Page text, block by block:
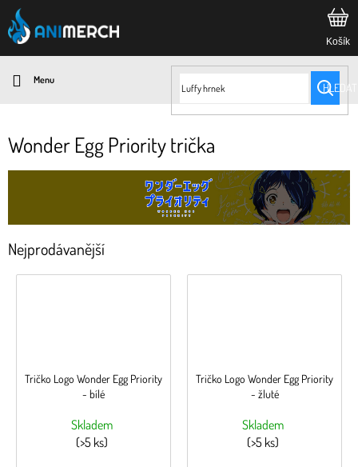
Přejít
na
obsah
HLEDAT
Wonder Egg Priority trička
Nejprodávanější
Tričko Logo Wonder Egg Priority
- bílé
Skladem
(>5 ks)
Tričko Logo Wonder Egg Priority
- žluté
Skladem
(>5 ks)